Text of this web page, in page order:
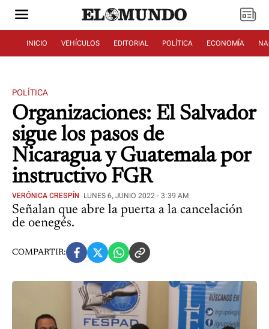
INICIO VEHÍCULOS EDITORIAL POLÍTICA ECONOMÍA
POLÍTICA
Organizaciones: El Salvador
sigue los pasos de
Nicaragua y Guatemala por
instructivo FGR
VERÓNICA CRESPÍN LUNES 6, JUNIO 2022 - 3:39 AM
Señalan que abre la puerta a la cancelación
de oenegés.
COMPARTIR: